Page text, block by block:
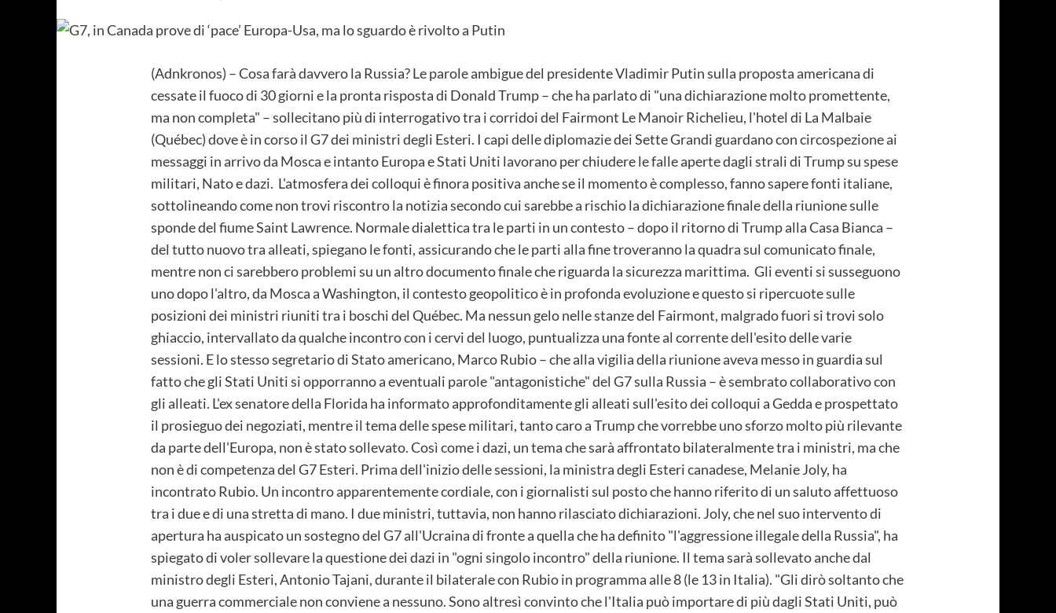
(Adnkronos) – Cosa farà davvero la Russia? Le parole ambigue del presidente Vladimir Putin sulla proposta americana di
cessate il fuoco di 30 giorni e la pronta risposta di Donald Trump – che ha parlato di "una dichiarazione molto promettente,
ma non completa" – sollecitano più di interrogativo tra i corridoi del Fairmont Le Manoir Richelieu, l'hotel di La Malbaie
(Québec) dove è in corso il G7 dei ministri degli Esteri. I capi delle diplomazie dei Sette Grandi guardano con circospezione ai
messaggi in arrivo da Mosca e intanto Europa e Stati Uniti lavorano per chiudere le falle aperte dagli strali di Trump su spese
militari, Nato e dazi. L'atmosfera dei colloqui è finora positiva anche se il momento è complesso, fanno sapere fonti italiane,
sottolineando come non trovi riscontro la notizia secondo cui sarebbe a rischio la dichiarazione finale della riunione sulle
sponde del fiume Saint Lawrence. Normale dialettica tra le parti in un contesto – dopo il ritorno di Trump alla Casa Bianca –
del tutto nuovo tra alleati, spiegano le fonti, assicurando che le parti alla fine troveranno la quadra sul comunicato finale,
mentre non ci sarebbero problemi su un altro documento finale che riguarda la sicurezza marittima. Gli eventi si susseguono
uno dopo l'altro, da Mosca a Washington, il contesto geopolitico è in profonda evoluzione e questo si ripercuote sulle
posizioni dei ministri riuniti tra i boschi del Québec. Ma nessun gelo nelle stanze del Fairmont, malgrado fuori si trovi solo
ghiaccio, intervallato da qualche incontro con i cervi del luogo, puntualizza una fonte al corrente dell'esito delle varie
sessioni. E lo stesso segretario di Stato americano, Marco Rubio – che alla vigilia della riunione aveva messo in guardia sul
fatto che gli Stati Uniti si opporranno a eventuali parole "antagonistiche" del G7 sulla Russia – è sembrato collaborativo con
gli alleati. L'ex senatore della Florida ha informato approfonditamente gli alleati sull'esito dei colloqui a Gedda e prospettato
il prosieguo dei negoziati, mentre il tema delle spese militari, tanto caro a Trump che vorrebbe uno sforzo molto più rilevante
da parte dell'Europa, non è stato sollevato. Così come i dazi, un tema che sarà affrontato bilateralmente tra i ministri, ma che
non è di competenza del G7 Esteri. Prima dell'inizio delle sessioni, la ministra degli Esteri canadese, Melanie Joly, ha
incontrato Rubio. Un incontro apparentemente cordiale, con i giornalisti sul posto che hanno riferito di un saluto affettuoso
tra i due e di una stretta di mano. I due ministri, tuttavia, non hanno rilasciato dichiarazioni. Joly, che nel suo intervento di
apertura ha auspicato un sostegno del G7 all'Ucraina di fronte a quella che ha definito "l'aggressione illegale della Russia", ha
spiegato di voler sollevare la questione dei dazi in "ogni singolo incontro" della riunione. Il tema sarà sollevato anche dal
ministro degli Esteri, Antonio Tajani, durante il bilaterale con Rubio in programma alle 8 (le 13 in Italia). "Gli dirò soltanto che
una guerra commerciale non conviene a nessuno. Sono altresì convinto che l'Italia può importare di più dagli Stati Uniti, può